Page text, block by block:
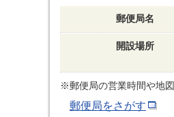
郵便局名
開設場所
※郵便局の営業時間や地
郵便局をさがす